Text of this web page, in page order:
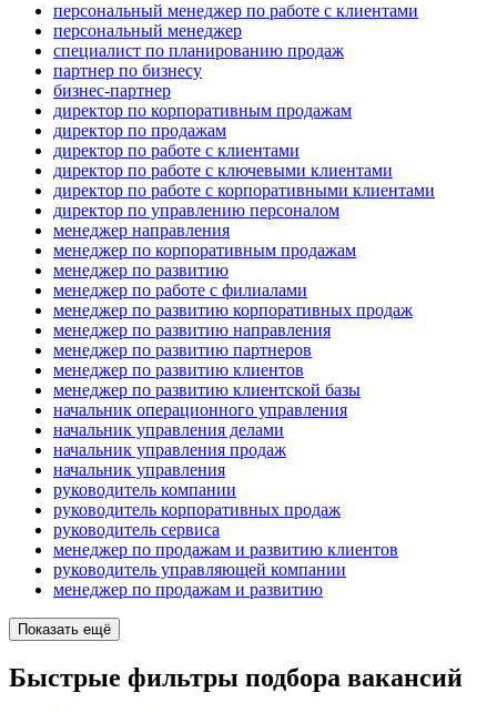
персональный менеджер по работе с клиентами
персональный менеджер
специалист по планированию продаж
партнер по бизнесу
бизнес-партнер
директор по корпоративным продажам
директор по продажам
директор по работе с клиентами
директор по работе с ключевыми клиентами
директор по работе с корпоративными клиентами
директор по управлению персоналом
менеджер направления
менеджер по корпоративным продажам
менеджер по развитию
менеджер по работе с филиалами
менеджер по развитию корпоративных продаж
менеджер по развитию направления
менеджер по развитию партнеров
менеджер по развитию клиентов
менеджер по развитию клиентской базы
начальник операционного управления
начальник управления делами
начальник управления продаж
начальник управления
руководитель компании
руководитель корпоративных продаж
руководитель сервиса
менеджер по продажам и развитию клиентов
руководитель управляющей компании
менеджер по продажам и развитию
Показать ещё
Быстрые фильтры подбора вакансий